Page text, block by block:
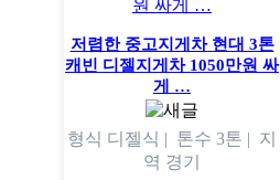
저렴한 중고지게차 현대 3톤
캐빈 디젤지게차 1050만원 싸
게 …
형식 디젤식 | 톤수 3톤 | 지
역 경기